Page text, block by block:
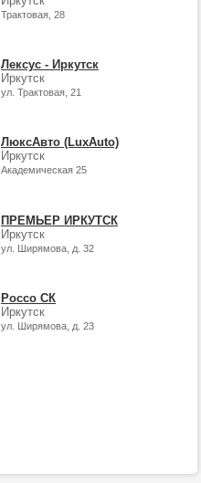
Трактовая, 28
Лексус - Иркутск
Иркутск
ул. Трактовая, 21
ЛюксАвто (LuxAuto)
Иркутск
Академическая 25
ПРЕМЬЕР ИРКУТСК
Иркутск
ул. Ширямова, д. 32
Россо СК
Иркутск
ул. Ширямова, д. 23